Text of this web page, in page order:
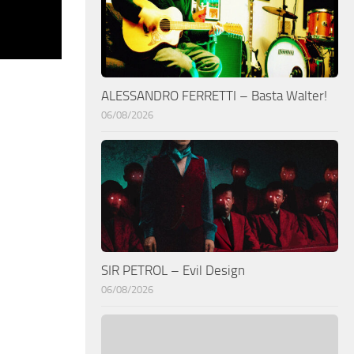
ALESSANDRO FERRETTI – Basta Walter!
06/08/2026
SIR PETROL – Evil Design
06/08/2026